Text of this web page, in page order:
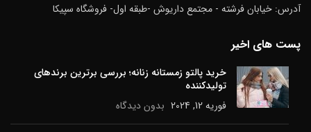
آدرس: خیابان فرشته - مجتمع داریوش -طبقه اول- فروشگاه سپیکا
پست های اخیر
خرید پالتو زمستانه زنانه؛ بررسی برترین برندهای
تولیدکننده
فوریه 12, 2024
بدون دیدگاه